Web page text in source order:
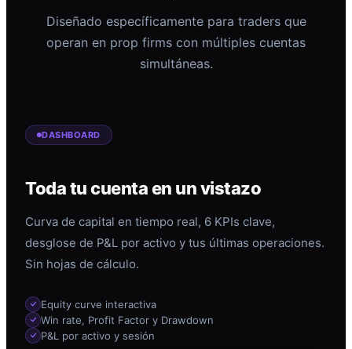
Diseñado específicamente para traders que
operan en prop firms con múltiples cuentas
simultáneas.
DASHBOARD
Toda tu cuenta en un vistazo
Curva de capital en tiempo real, 6 KPIs clave,
desglose de P&L por activo y tus últimas operaciones.
Sin hojas de cálculo.
Equity curve interactiva
Win rate, Profit Factor y Drawdown
P&L por activo y sesión